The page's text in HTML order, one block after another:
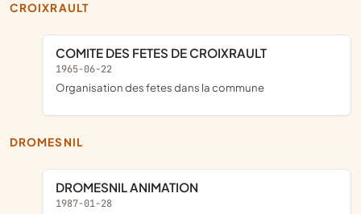
CROIXRAULT
COMITE DES FETES DE CROIXRAULT
1965-06-22
Organisation des fetes dans la commune
DROMESNIL
DROMESNIL ANIMATION
1987-01-28